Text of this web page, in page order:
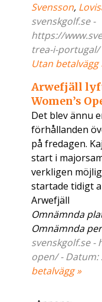
Svensson,
svenskgolf.se -
https://
trea-i-portugal/
Utan betalvägg
Arwefjäll
Women’s
Det blev ännu
förhållanden
på fredagen.
start i
verkligen
startade tidigt
Arwefjäll
Omnämnda
Omnämnda
svenskgolf.se -
open/ - Datum:
betalvägg »